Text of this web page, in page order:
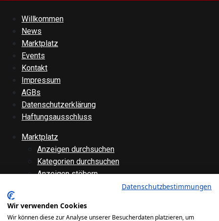
Willkommen
News
Marktplatz
Events
Kontakt
Impressum
AGBs
Datenschutzerklärung
Haftungsausschluss
Marktplatz
Anzeigen durchsuchen
Kategorien durchsuchen
Anzeigen stöbern
Forenübersicht
Datenschutzbestimmungen
Wir verwenden Cookies
Wir können diese zur Analyse unserer Besucherdaten platzieren, um